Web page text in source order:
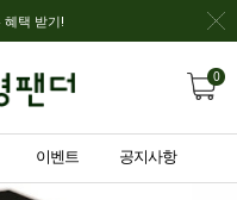
혜택 받기!
0
이벤트 공지사항